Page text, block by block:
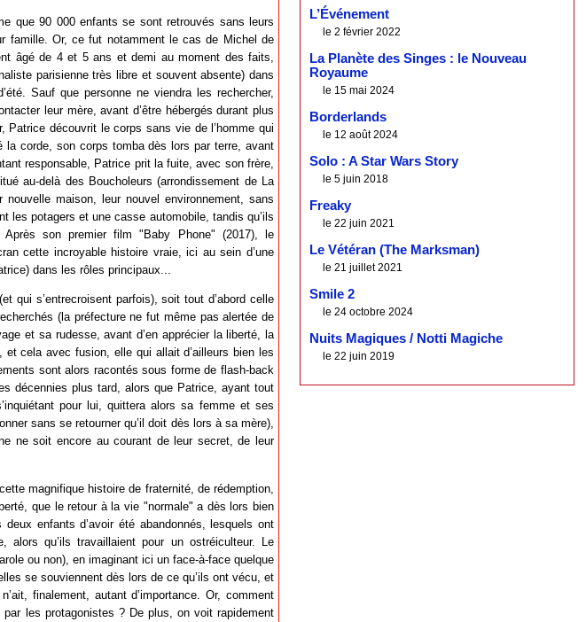
que 90 000 enfants se sont retrouvés sans leurs
famille. Or, ce fut notamment le cas de Michel de
âgé de 4 et 5 ans et demi au moment des faits,
parisienne très libre et souvent absente) dans
Sauf que personne ne viendra les rechercher,
leur mère, avant d’être hébergés durant plus
découvrit le corps sans vie de l’homme qui
la corde, son corps tomba dès lors par terre, avant
responsable, Patrice prit la fuite, avec son frère,
au-delà des Boucholeurs (arrondissement de La
maison, leur nouvel environnement, sans
les potagers et une casse automobile, tandis qu’ils
son premier film "Baby Phone" (2017), le
cette incroyable histoire vraie, ici au sein d’une
dans les rôles principaux...
qui s’entrecroisent parfois), soit tout d’abord celle
(la préfecture ne fut même pas alertée de
et sa rudesse, avant d’en apprécier la liberté, la
et cela avec fusion, elle qui allait d’ailleurs bien les
sont alors racontés sous forme de flash-back
décennies plus tard, alors que Patrice, ayant tout
pour lui, quittera alors sa femme et ses
sans se retourner qu’il doit dès lors à sa mère),
ne soit encore au courant de leur secret, de leur
magnifique histoire de fraternité, de rédemption,
que le retour à la vie "normale" a dès lors bien
enfants d’avoir été abandonnés, lesquels ont
alors qu’ils travaillaient pour un ostréiculteur. Le
ou non), en imaginant ici un face-à-face quelque
se souviennent dès lors de ce qu’ils ont vécu, et
finalement, autant d’importance. Or, comment
les protagonistes ? De plus, on voit rapidement
L’Événement
le 2 février 2022
La Planète des Singes : le Nouveau
Royaume
le 15 mai 2024
Borderlands
le 12 août 2024
Solo : A Star Wars Story
le 5 juin 2018
Freaky
le 22 juin 2021
Le Vétéran (The Marksman)
le 21 juillet 2021
Smile 2
le 24 octobre 2024
Nuits Magiques / Notti Magiche
le 22 juin 2019